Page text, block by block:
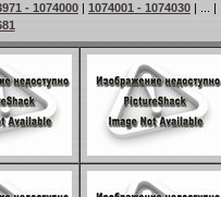
- 1074000 | 1074001 - 1074030 | ... |